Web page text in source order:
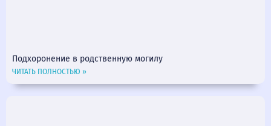
Подхоронение в родственную могилу
ЧИТАТЬ ПОЛНОСТЬЮ »